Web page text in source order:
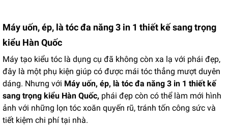
Máy uốn, ép, là tóc đa năng 3 in 1 thiết kế sang trọng
kiểu Hàn Quốc
Máy tạo kiểu tóc là dụng cụ đã không còn xa lạ với phái đẹp,
đây là một phụ kiện giúp có được mái tóc thẳng mượt duyên
dáng. Nhưng với Máy uốn, ép, là tóc đa năng 3 in 1 thiết kế
sang trọng kiểu Hàn Quốc, phái đẹp còn có thể làm mới hình
ảnh với những lọn tóc xoăn quyến rũ, tránh tốn công sức và
tiết kiệm chi phí tại nhà.